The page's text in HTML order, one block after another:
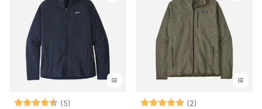
Note: (5) Note: (2)